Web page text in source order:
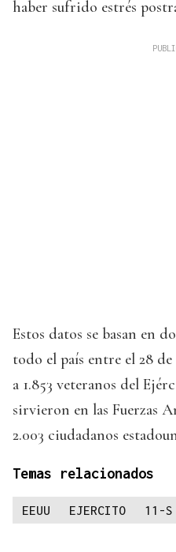
haber sufrido estrés
Estos datos se basan en
todo el país entre el 28
a 1.853 veteranos del
sirvieron en las Fuerzas
2.003 ciudadanos
Temas relacionados
EEUU EJERCITO 11-S